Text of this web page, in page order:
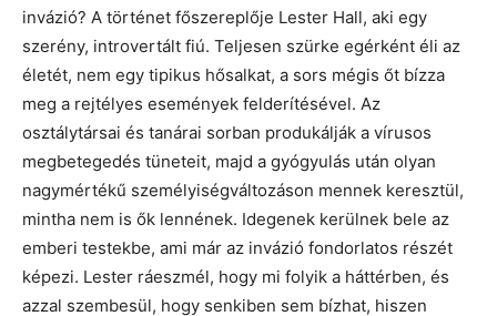
invázió? A történet főszereplője Lester Hall, aki egy
szerény, introvertált fiú. Teljesen szürke egérként éli az
életét, nem egy tipikus hősalkat, a sors mégis őt bízza
meg a rejtélyes események felderítésével. Az
osztálytársai és tanárai sorban produkálják a vírusos
megbetegedés tüneteit, majd a gyógyulás után olyan
nagymértékű személyiségváltozáson mennek keresztül,
mintha nem is ők lennének. Idegenek kerülnek bele az
emberi testekbe, ami már az invázió fondorlatos részét
képezi. Lester ráeszmél, hogy mi folyik a háttérben, és
azzal szembesül, hogy senkiben sem bízhat, hiszen